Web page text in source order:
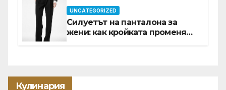
UNCATEGORIZED
Силуетът на панталона за
жени: как кройката променя
Кулинария